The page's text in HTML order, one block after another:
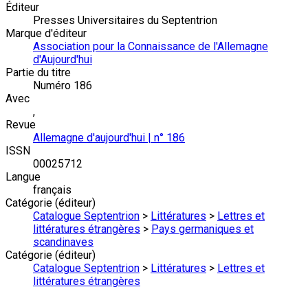
Éditeur
Presses Universitaires du Septentrion
Marque d'éditeur
Association pour la Connaissance de l'Allemagne
d'Aujourd'hui
Partie du titre
Numéro 186
Avec
,
Revue
Allemagne d'aujourd'hui | n° 186
ISSN
00025712
Langue
français
Catégorie (éditeur)
Catalogue Septentrion > Littératures > Lettres et
littératures étrangères > Pays germaniques et
scandinaves
Catégorie (éditeur)
Catalogue Septentrion > Littératures > Lettres et
littératures étrangères